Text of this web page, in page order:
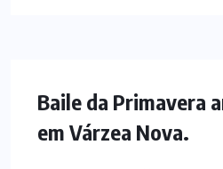
Baile da Primavera
em Várzea Nova.